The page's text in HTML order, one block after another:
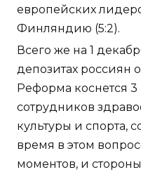
европейских
Финляндию (5:2).
Всего же на 1
депозитах россиян
Реформа коснется
сотрудников
культуры и спорта,
время в этом
моментов, и